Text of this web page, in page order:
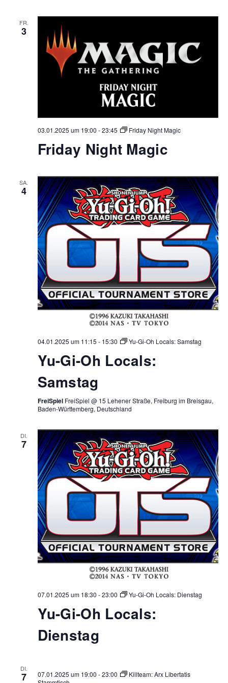
FR.
3
03.01.2025 um 19:00 -23:45 Friday Night Magic
Friday Night Magic
SA.
4
04.01.2025 um 11:15 - 15:30 Yu-Gi-Oh Locals: Samstag
Yu-Gi-Oh Locals:
Samstag
FreiSpiel FreiSpiel @ 15 Lehener Straße, Freiburg im Breisgau,
Baden-Württemberg, Deutschland
DI.
7
07.01.2025 um 18:30 -23:00 Yu-Gi-Oh Locals: Dienstag
Yu-Gi-Oh Locals:
Dienstag
DI.
7 07.01.2025 um 19:00 -23:00
Killteam: Arx Libertatis